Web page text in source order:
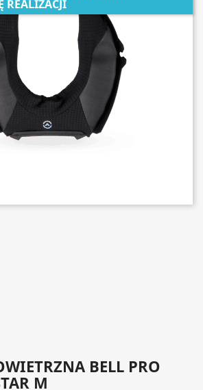
REALIZACJI
BELL PRO
M